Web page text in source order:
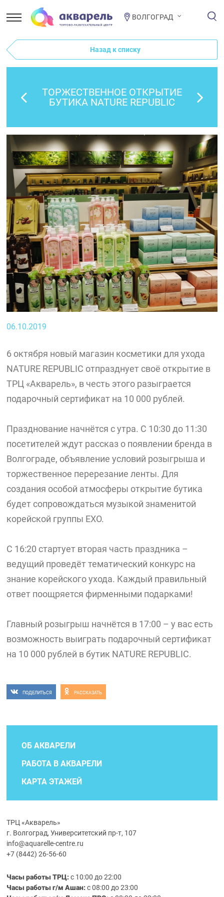
ВОЛГОГРАД
Назад к списку
ТОРЖЕСТВЕННОЕ ОТКРЫТИЕ
БУТИКА NATURE REPUBLIC
06.10.2019
6 октября новый магазин косметики для ухода
NATURE REPUBLIC отпразднует своё открытие в
ТРЦ «Акварель», в честь этого разыграется
подарочный сертификат на 10 000 рублей.
Празднование начнётся с утра. С 10:30 до 11:30
посетителей ждут рассказ о появлении бренда в
Волгограде, объявление условий розыгрыша и
торжественное перерезание ленты. Для
создания особой атмосферы открытие бутика
будет сопровождаться музыкой знаменитой
корейской группы EXO.
С 16:20 стартует вторая часть праздника –
ведущий проведёт тематический конкурс на
знание корейского ухода. Каждый правильный
ответ поощряется фирменными подарками!
Главный розыгрыш начнётся в 17:00 – у вас есть
возможность выиграть подарочный сертификат
на 10 000 рублей в бутик NATURE REPUBLIC.
ПОДЕЛИТЬСЯ РАССКАЗАТЬ
ОБ АКВАРЕЛИ
РАБОТА В АКВАРЕЛИ
КАРТА ЭТАЖЕЙ
ТРЦ «Акварель»
г. Волгоград, Университетский пр-т, 107
info@aquarelle-centre.ru
+7 (8442) 26-56-60
Часы работы ТРЦ:с 10:00 до 22:00
Часы работы г/м Ашан:с 08:00 до 23:00